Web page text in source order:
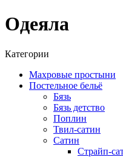
Одеяла
Категории
Махровые простыни
Постельное бельё
Бязь
Бязь детство
Поплин
Твил-сатин
Сатин
Страйп-